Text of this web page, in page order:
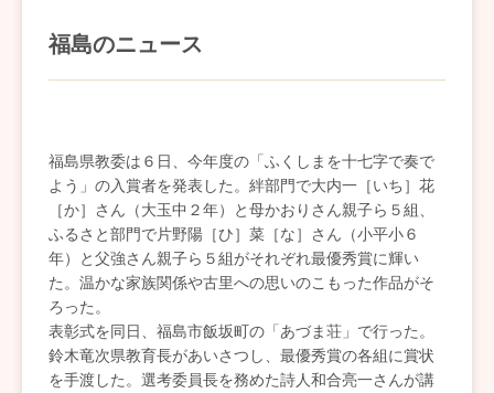
福島のニュース
福島県教委は６日、今年度の「ふくしまを十七字で奏で
よう」の入賞者を発表した。絆部門で大内一［いち］花
［か］さん（大玉中２年）と母かおりさん親子ら５組、
ふるさと部門で片野陽［ひ］菜［な］さん（小平小６
年）と父強さん親子ら５組がそれぞれ最優秀賞に輝い
た。温かな家族関係や古里への思いのこもった作品がそ
ろった。
表彰式を同日、福島市飯坂町の「あづま荘」で行った。
鈴木竜次県教育長があいさつし、最優秀賞の各組に賞状
を手渡した。選考委員長を務めた詩人和合亮一さんが講